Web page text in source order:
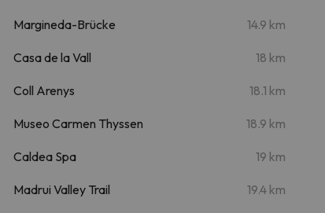
Margineda-Brücke 14.9 km
Casa de la Vall 18 km
Coll Arenys 18.1 km
Museo Carmen Thyssen 18.9 km
Caldea Spa 19 km
Madrui Valley Trail 19.4 km